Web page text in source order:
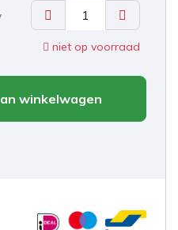
niet op voorraad
winkelwagen